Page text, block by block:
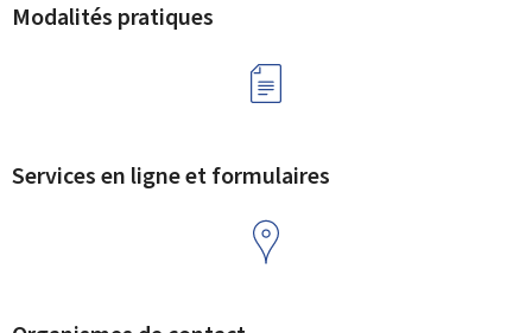
Modalités pratiques
Services en ligne et formulaires